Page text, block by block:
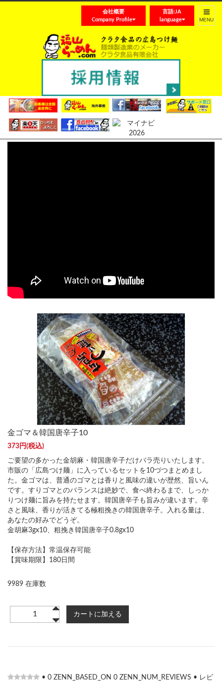
Toggle
言語:JA
language
会社概要
Company Profile
金ゴマ＆韓国唐辛子10
金ゴマ＆韓国唐辛子10
373円(税込)
ご要望の多かった金胡麻・韓国唐辛子だけバラ売りいたします。
市販の「広島つけ麺」に入っているセットを10づつまとめまし
た。金ゴマは、普通のゴマとは香りと風味の違いが歴然、旨いん
です。すりゴマとのバランスは絶妙で、食べ終わるまで、しっか
りつけ麺に旨みを持たせます。韓国唐辛子も旨みが違います。辛
さと風味、香りが活きてる極粗挽きの韓国唐辛子。入れる量は、
あなたの好みでどうぞ。
金胡麻3gx10、粗挽き韓国唐辛子0.8gx10
【保存方法】常温保存可能
【賞味期限】180日間
9989 在庫数
• 0 ZENN_BASED_ON 0 ZENN_NUM_REVIEWS • レビ